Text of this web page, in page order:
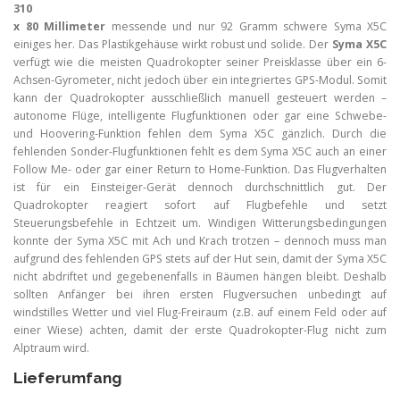
310
x 80 Millimeter messende und nur 92 Gramm schwere Syma X5C
einiges her. Das Plastikgehäuse wirkt robust und solide. Der Syma X5C
verfügt wie die meisten Quadrokopter seiner Preisklasse über ein 6-
Achsen-Gyrometer, nicht jedoch über ein integriertes GPS-Modul. Somit
kann der Quadrokopter ausschließlich manuell gesteuert werden –
autonome Flüge, intelligente Flugfunktionen oder gar eine Schwebe-
und Hoovering-Funktion fehlen dem Syma X5C gänzlich. Durch die
fehlenden Sonder-Flugfunktionen fehlt es dem Syma X5C auch an einer
Follow Me- oder gar einer Return to Home-Funktion. Das Flugverhalten
ist für ein Einsteiger-Gerät dennoch durchschnittlich gut. Der
Quadrokopter reagiert sofort auf Flugbefehle und setzt
Steuerungsbefehle in Echtzeit um. Windigen Witterungsbedingungen
konnte der Syma X5C mit Ach und Krach trotzen – dennoch muss man
aufgrund des fehlenden GPS stets auf der Hut sein, damit der Syma X5C
nicht abdriftet und gegebenenfalls in Bäumen hängen bleibt. Deshalb
sollten Anfänger bei ihren ersten Flugversuchen unbedingt auf
windstilles Wetter und viel Flug-Freiraum (z.B. auf einem Feld oder auf
einer Wiese) achten, damit der erste Quadrokopter-Flug nicht zum
Alptraum wird.
Lieferumfang